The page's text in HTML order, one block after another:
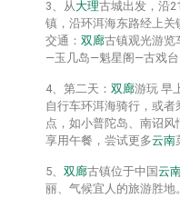
3、从大理古城出发，沿
镇，沿环洱海东路经上关
交通： 双廊古镇观光游览
—玉几岛—魁星阁—古戏台
4、第二天： 双廊游玩 早
自行车环洱海骑行，或
点，如小普陀岛、南诏风
享用午餐，尝试更多云南
5、 双廊古镇位于中国云
丽、气候宜人的旅游胜地